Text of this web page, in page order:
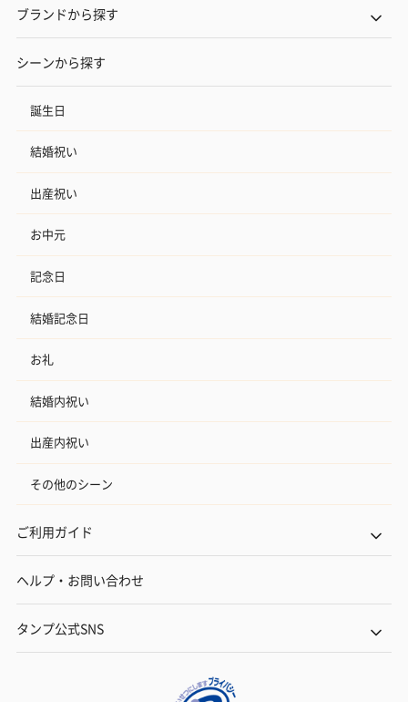
ブランドから探す
シーンから探す
誕生日
結婚祝い
出産祝い
お中元
記念日
結婚記念日
お礼
結婚内祝い
出産内祝い
その他のシーン
ご利用ガイド
ヘルプ・お問い合わせ
タンプ公式SNS